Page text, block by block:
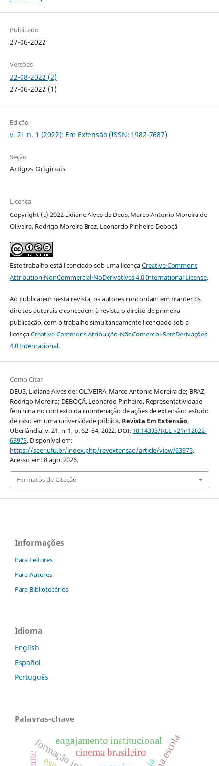
Publicado
27-06-2022
Versões
22-08-2022 (2)
27-06-2022 (1)
Edição
v. 21 n. 1 (2022): Em Extensão (ISSN: 1982-7687)
Seção
Artigos Originais
Licença
Copyright (c) 2022 Lidiane Alves de Deus, Marco Antonio Moreira de
Oliveira, Rodrigo Moreira Braz, Leonardo Pinheiro Deboçã
Este trabalho está licenciado sob uma licençaCreative Commons
Attribution-NonCommercial-NoDerivatives 4.0 International License.
Ao publicarem nesta revista, os autores concordam em manter os
direitos autorais e concedem à revista o direito de primeira
publicação, com o trabalho simultaneamente licenciado sob a
licençaCreative Commons Atribuição-NãoComercial-SemDerivações
4.0 Internacional.
Como Citar
DEUS, Lidiane Alves de; OLIVEIRA, Marco Antonio Moreira de; BRAZ,
Rodrigo Moreira; DEBOÇÃ, Leonardo Pinheiro. Representatividade
feminina no contexto da coordenação de ações de extensão: estudo
de caso em uma universidade pública. Revista Em Extensão,
Uberlândia, v. 21, n. 1, p. 62–84, 2022. DOI: 10.14393/REE-v21n12022-
63975. Disponível em:
https://seer.ufu.br/index.php/revextensao/article/view/63975.
Acesso em: 8 ago. 2026.
Formatos de Citação
Informações
Para Leitores
Para Autores
Para Bibliotecários
Idioma
English
Español
Português
Palavras-chave
cinema brasileiro
engajamento institucional